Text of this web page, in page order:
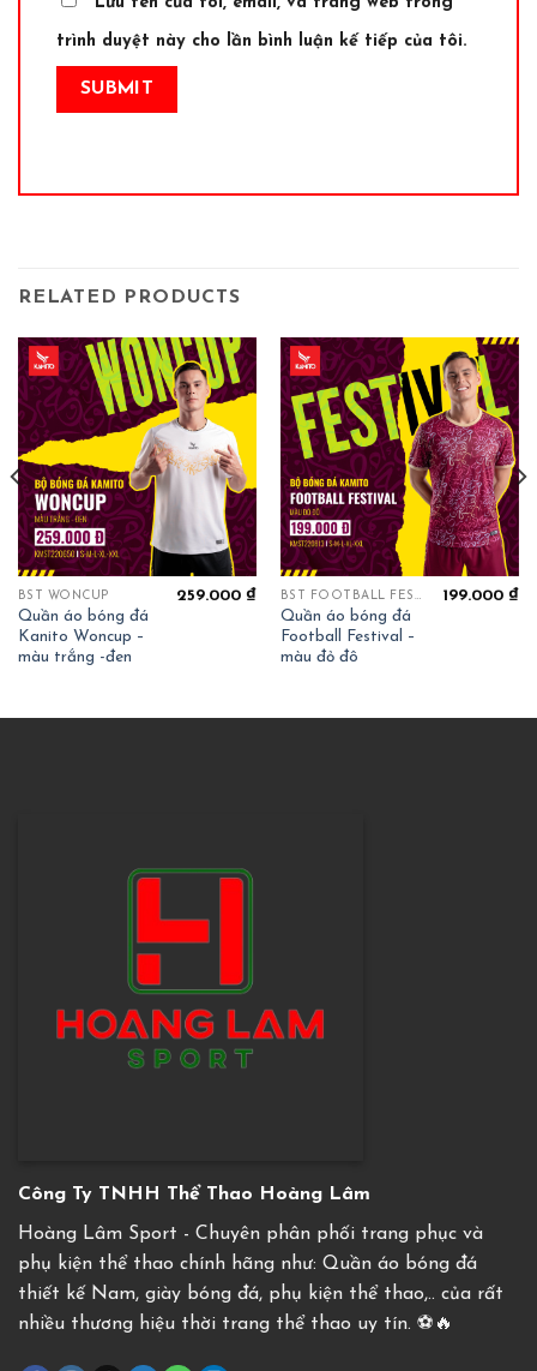
trình duyệt này cho lần bình luận kế tiếp của tôi.
RELATED PRODUCTS
BST WONCUP
Quần áo bóng đá
Kanito Woncup –
màu trắng -đen
259.000₫ BST FOOTBALL FESTIVAL
Quần áo bóng đá
Football Festival –
màu đỏ đô
199.000₫
Công Ty TNHH Thể Thao Hoàng Lâm
Hoàng Lâm Sport - Chuyên phân phối trang phục và
phụ kiện thể thao chính hãng như: Quần áo bóng đá
thiết kế Nam, giày bóng đá, phụ kiện thể thao,.. của rất
nhiều thương hiệu thời trang thể thao uy tín. ⚽️🔥